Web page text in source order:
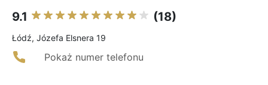
9.1 (18)
Łódź, Józefa Elsnera 19
Pokaż numer telefonu